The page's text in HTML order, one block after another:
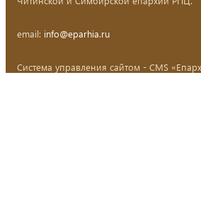
email: info@eparhia.ru
Система управления сайтом - CMS